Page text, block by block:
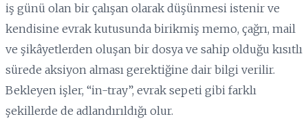
iş günü olan bir çalışan olarak düşünmesi istenir ve
kendisine evrak kutusunda birikmiş memo, çağrı, mail
ve şikâyetlerden oluşan bir dosya ve sahip olduğu kısıtlı
sürede aksiyon alması gerektiğine dair bilgi verilir.
Bekleyen işler, “in-tray”, evrak sepeti gibi farklı
şekillerde de adlandırıldığı olur.